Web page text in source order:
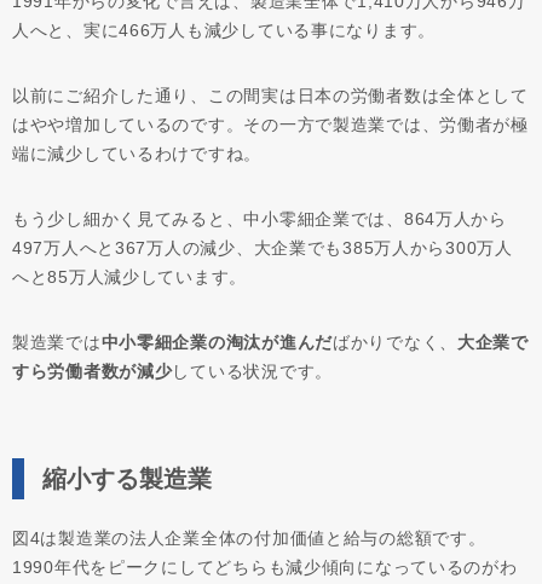
人へと、実に466万人も減少している事になります。
以前にご紹介した通り、この間実は日本の労働者数は全体として
はやや増加しているのです。その一方で製造業では、労働者が極
端に減少しているわけですね。
もう少し細かく見てみると、中小零細企業では、864万人から
497万人へと367万人の減少、大企業でも385万人から300万人
へと85万人減少しています。
製造業では中小零細企業の淘汰が進んだばかりでなく、 大企業で
すら労働者数が減少している状況です。
縮小する製造業
図4は製造業の法人企業全体の付加価値と給与の総額です。
1990年代をピークにしてどちらも減少傾向になっているのがわ